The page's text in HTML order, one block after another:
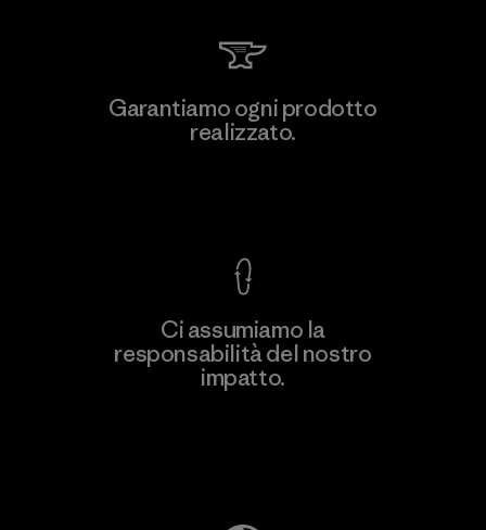
Scopri di più
Kingwhale Industries Corp.
Garantiamo ogni prodotto
realizzato.
Ci assumiamo la
responsabilità del nostro
impatto.